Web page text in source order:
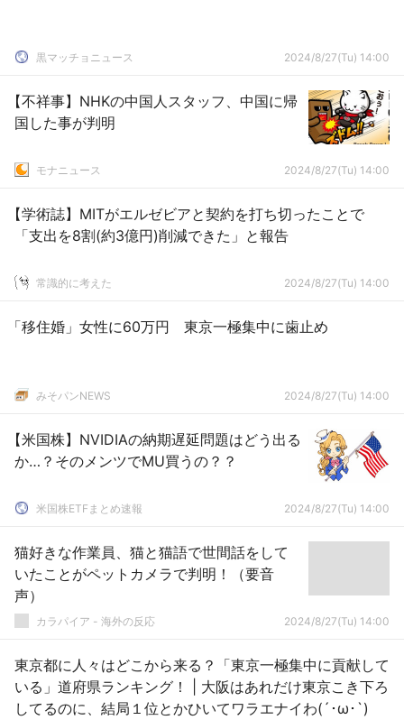
黒マッチョニュース 2024/8/27(Tu) 14:00
【不祥事】NHKの中国人スタッフ、中国に帰
国した事が判明
モナニュース 2024/8/27(Tu) 14:00
【学術誌】MITがエルゼビアと契約を打ち切ったことで
「支出を8割(約3億円)削減できた」と報告
常識的に考えた 2024/8/27(Tu) 14:00
「移住婚」女性に60万円 東京一極集中に歯止め
みそパンNEWS 2024/8/27(Tu) 14:00
【米国株】NVIDIAの納期遅延問題はどう出る
か…？そのメンツでMU買うの？？
米国株ETFまとめ速報 2024/8/27(Tu) 14:00
猫好きな作業員、猫と猫語で世間話をして
いたことがペットカメラで判明！（要音
声）
カラパイア - 海外の反応 2024/8/27(Tu) 14:00
東京都に人々はどこから来る？「東京一極集中に貢献して
いる」道府県ランキング！ | 大阪はあれだけ東京こき下ろ
してるのに、結局１位とかひいてワラエナイわ(´･ω･`)